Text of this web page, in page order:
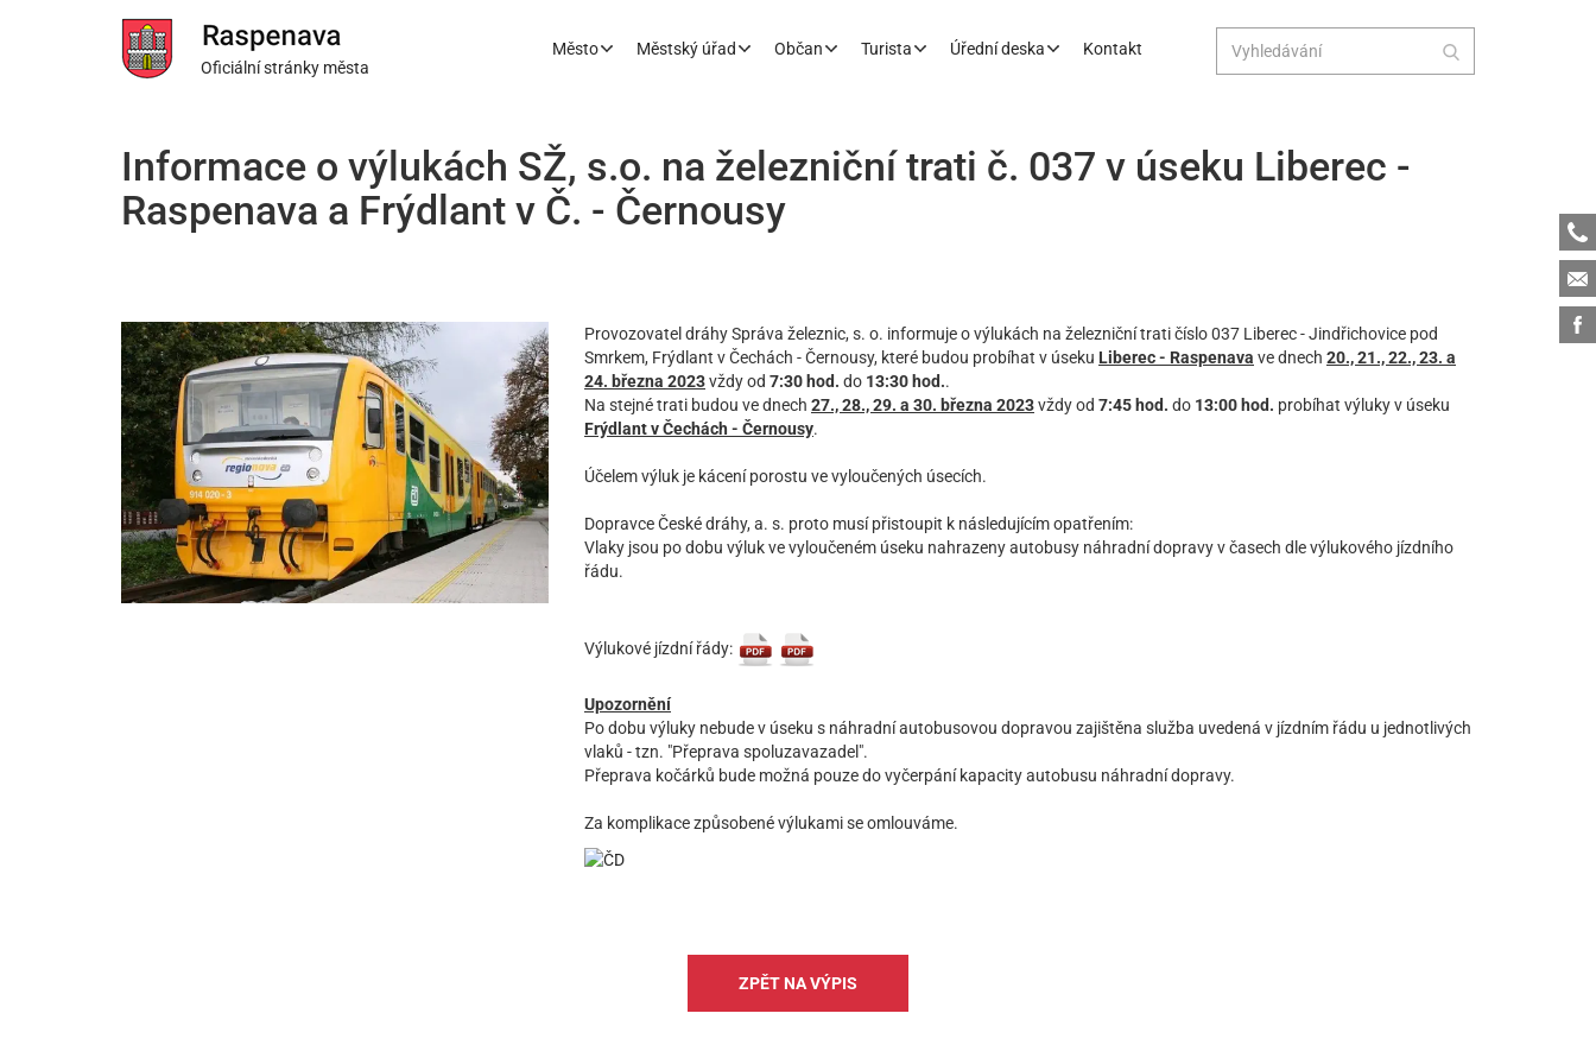
Oficiální stránky města
Město Městský úřad Občan Turista Úřední deska Kontakt
Informace o výlukách SŽ, s.o. na železniční trati č. 037 v úseku Liberec -
Raspenava a Frýdlant v Č. - Černousy
Provozovatel dráhy Správa železnic, s. o. informuje o výlukách na železniční trati číslo 037 Liberec - Jindřichovice pod
Smrkem, Frýdlant v Čechách - Černousy, které budou probíhat v úseku Liberec - Raspenava ve dnech 20., 21., 22., 23. a
24. března 2023vždy od 7:30 hod. do 13:30 hod..
Na stejné trati budou ve dnech 27., 28., 29. a 30. března 2023vždy od 7:45 hod. do 13:00 hod. probíhat výluky v úseku
Frýdlant v Čechách - Černousy.
Účelem výluk je kácení porostu ve vyloučených úsecích.
Dopravce České dráhy, a. s. proto musí přistoupit k následujícím opatřením:
Vlaky jsou po dobu výluk ve vyloučeném úseku nahrazeny autobusy náhradní dopravy v časech dle výlukového jízdního
řádu.
Výlukové jízdní řády:
Upozornění
Po dobu výluky nebude v úseku s náhradní autobusovou dopravou zajištěna služba uvedená v jízdním řádu u jednotlivých
vlaků - tzn. "Přeprava spoluzavazadel".
Přeprava kočárků bude možná pouze do vyčerpání kapacity autobusu náhradní dopravy.
Za komplikace způsobené výlukami se omlouváme.
ZPĚT NA VÝPIS